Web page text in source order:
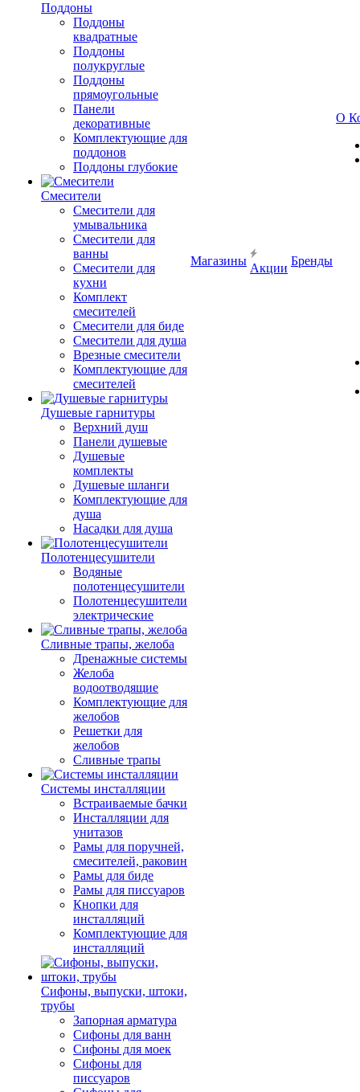
Поддоны
Поддоны
квадратные
Поддоны
полукруглые
Поддоны
прямоугольные
Панели
декоративные
Комплектующие для
поддонов
Поддоны глубокие
Смесители
Смесители для
умывальника
Смесители для
ванны
Смесители для
кухни
Комплект
смесителей
Смесители для биде
Смесители для душа
Врезные смесители
Комплектующие для
смесителей
Душевые гарнитуры
Верхний душ
Панели душевые
Душевые
комплекты
Душевые шланги
Комплектующие для
душа
Насадки для душа
Полотенцесушители
Водяные
полотенцесушители
Полотенцесушители
электрические
Сливные трапы, желоба
Дренажные системы
Желоба
водоотводящие
Комплектующие для
желобов
Решетки для
желобов
Сливные трапы
Системы инсталляции
Встраиваемые бачки
Инсталляции для
унитазов
Рамы для поручней,
смесителей, раковин
Рамы для биде
Рамы для писсуаров
Кнопки для
инсталляций
Комплектующие для
инсталляций
Сифоны, выпуски, штоки,
трубы
Запорная арматура
Сифоны для ванн
Сифоны для моек
Сифоны для
писсуаров
Магазины
Акции
Бренды
О